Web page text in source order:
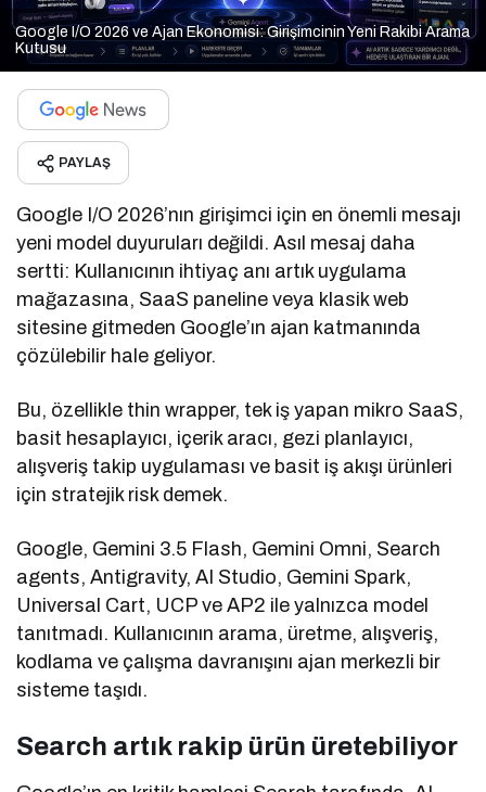
Google I/O 2026 ve Ajan Ekonomisi: Girişimcinin Yeni Rakibi Arama
Kutusu
PAYLAŞ
Google I/O 2026’nın girişimci için en önemli mesajı
yeni model duyuruları değildi. Asıl mesaj daha
sertti: Kullanıcının ihtiyaç anı artık uygulama
mağazasına, SaaS paneline veya klasik web
sitesine gitmeden Google’ın ajan katmanında
çözülebilir hale geliyor.
Bu, özellikle thin wrapper, tek iş yapan mikro SaaS,
basit hesaplayıcı, içerik aracı, gezi planlayıcı,
alışveriş takip uygulaması ve basit iş akışı ürünleri
için stratejik risk demek.
Google, Gemini 3.5 Flash, Gemini Omni, Search
agents, Antigravity, AI Studio, Gemini Spark,
Universal Cart, UCP ve AP2 ile yalnızca model
tanıtmadı. Kullanıcının arama, üretme, alışveriş,
kodlama ve çalışma davranışını ajan merkezli bir
sisteme taşıdı.
Search artık rakip ürün üretebiliyor